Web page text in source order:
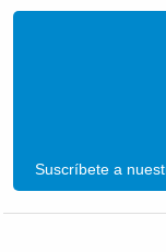
Suscríbete a